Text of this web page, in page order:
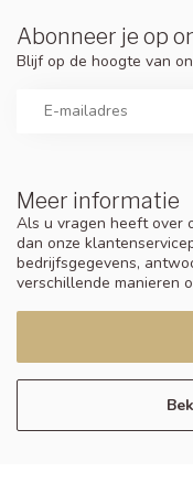
Meer informatie
Als u vragen heeft over
dan onze
bedrijfsgegevens,
verschillende manieren
Abonneer je op
Blijf op de hoogte van